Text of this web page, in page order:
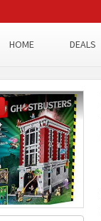
HOME DEALS